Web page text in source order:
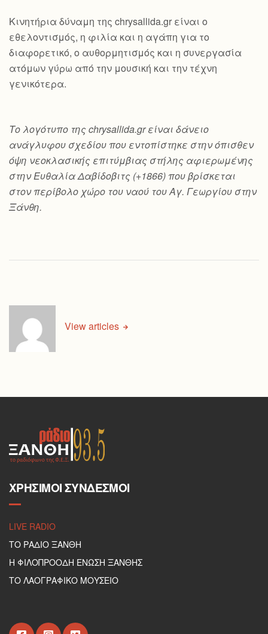
Κινητήρια δύναμη της chrysallida.gr είναι ο
εθελοντισμός, η φιλία και η αγάπη για το
διαφορετικό, ο αυθορμητισμός και η συνεργασία
ατόμων γύρω από την μουσική και την τέχνη
γενικότερα.
Το λογότυπο της chrysallida.gr είναι δάνειο
ανάγλυφου σχεδίου που εντοπίστηκε στην όπισθεν
όψη νεοκλασικής επιτύμβιας στήλης αφιερωμένης
στην Ευθαλία Δαβίδοβιτς (+1866) που βρίσκεται
στον περίβολο χώρο του ναού του Αγ. Γεωργίου στην
Ξάνθη.
View articles
ΧΡΉΣΙΜΟΙ ΣΎΝΔΕΣΜΟΙ
LIVE RADIO
ΤΟ ΡΑΔΙΟ ΞΑΝΘΗ
Η ΦΙΛΟΠΡΟΟΔΗ ΕΝΩΣΗ ΞΑΝΘΗΣ
ΤΟ ΛΑΟΓΡΑΦΙΚΟ ΜΟΥΣΕΙΟ